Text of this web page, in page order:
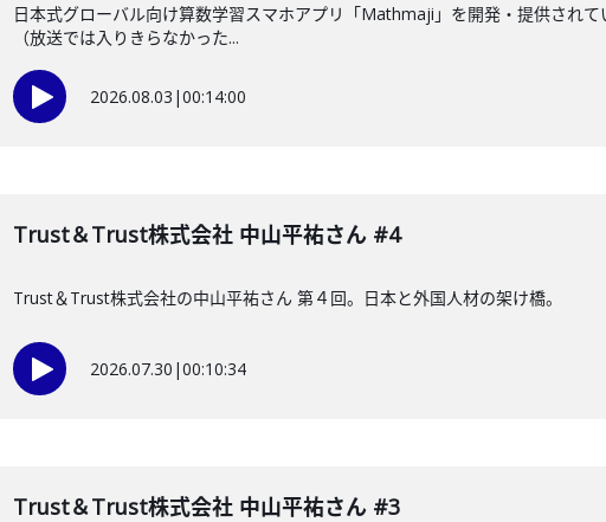
日本式グローバル向け算数学習スマホアプリ「Mathmaji」を開発・提供され
（放送では入りきらなかった...
2026.08.03 |00:14:00
Trust＆Trust株式会社 中山平祐さん #4
Trust＆Trust株式会社の中山平祐さん 第４回。日本と外国人材の架け橋。
2026.07.30 |00:10:34
Trust＆Trust株式会社 中山平祐さん #3